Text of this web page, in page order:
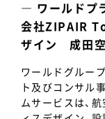
― ワールドプ
会社ZIPAIR
ザイン 成田
ワールドグルー
ト及びコンサル
ムサービスは、